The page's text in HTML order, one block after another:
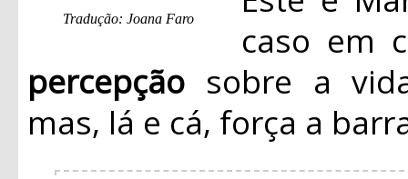
Tradução: Joana Faro
caso em
percepção sobre a
mas, lá e cá, força a